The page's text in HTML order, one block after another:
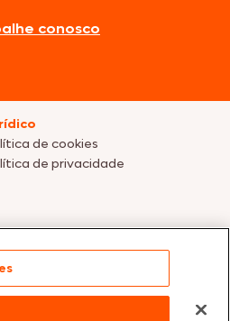
conosco
de cookies
de privacidade
sujeitas a análise e
parceiros.